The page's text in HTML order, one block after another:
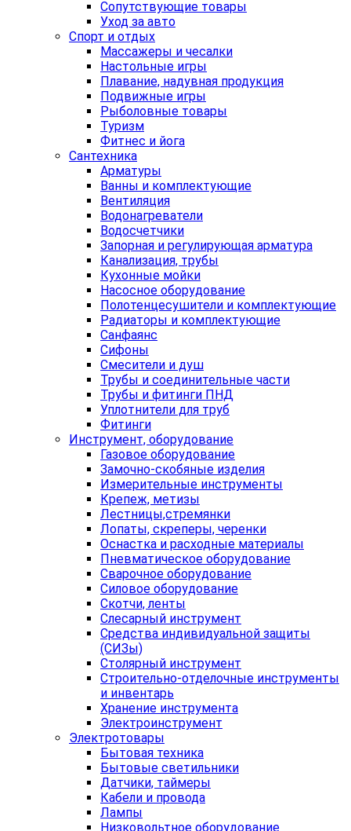
Сопутствующие товары
Уход за авто
Спорт и отдых
Массажеры и чесалки
Настольные игры
Плавание, надувная продукция
Подвижные игры
Рыболовные товары
Туризм
Фитнес и йога
Сантехника
Арматуры
Ванны и комплектующие
Вентиляция
Водонагреватели
Водосчетчики
Запорная и регулирующая арматура
Канализация, трубы
Кухонные мойки
Насосное оборудование
Полотенцесушители и комплектующие
Радиаторы и комплектующие
Санфаянс
Сифоны
Смесители и душ
Трубы и соединительные части
Трубы и фитинги ПНД
Уплотнители для труб
Фитинги
Инструмент, оборудование
Газовое оборудование
Замочно-скобяные изделия
Измерительные инструменты
Крепеж, метизы
Лестницы,стремянки
Лопаты, скреперы, черенки
Оснастка и расходные материалы
Пневматическое оборудование
Сварочное оборудование
Силовое оборудование
Скотчи, ленты
Слесарный инструмент
Средства индивидуальной защиты
(СИЗы)
Столярный инструмент
Строительно-отделочные инструменты
и инвентарь
Хранение инструмента
Электроинструмент
Электротовары
Бытовая техника
Бытовые светильники
Датчики, таймеры
Кабели и провода
Лампы
Низковольтное оборудование